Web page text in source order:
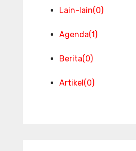
Lain-lain(0)
Agenda(1)
Berita(0)
Artikel(0)